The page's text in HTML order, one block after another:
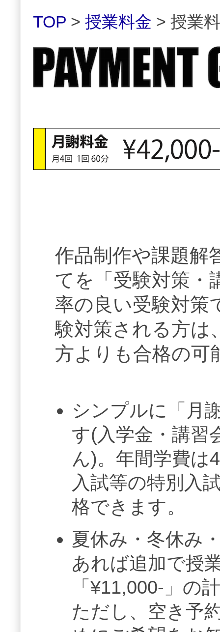
TOP > 授業料金 > 授業
作品制作や課題解
てを「受験対策・
率の良い受験対策
験対策される方は
方よりも合格の可
シンプルに「月
す(入学金・講習
ん)。年間学費は
入試等の特別入
格できます。
夏休み・冬休み
あれば追加で授
「¥11,000-」の
ただし、空き予